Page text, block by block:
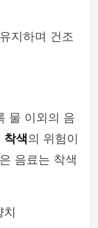
지하며 건조
물 이외의 음
착색의 위험이
음료는 착색